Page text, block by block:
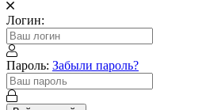
Логин:
Пароль: Забыли пароль?